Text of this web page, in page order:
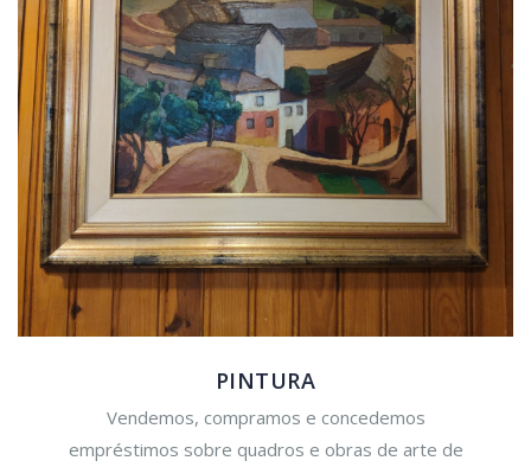
PINTURA
Vendemos, compramos e concedemos
empréstimos sobre quadros e obras de arte de